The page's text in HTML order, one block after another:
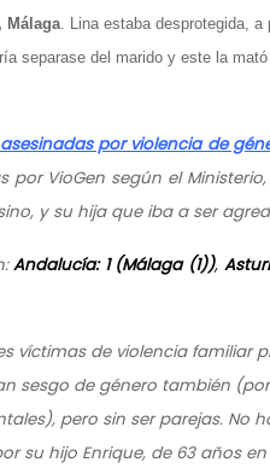
Málaga. Lina estaba desprotegida,
separase del marido y este la
por violencia de
por VioGen según el
y su hija que iba a ser
Andalucía: 1 (Málaga (1)),
víctimas de violencia familiar
sesgo de género también
pero sin ser parejas. No
su hijo Enrique, de 63 años